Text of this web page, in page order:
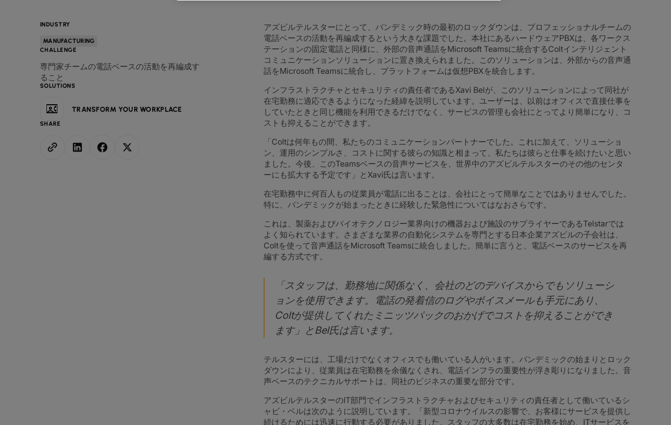
INDUSTRY
MANUFACTURING
CHALLENGE
専門家チームの電話ベースの活動を再編成す
ること
SOLUTIONS
TRANSFORM YOUR WORKPLACE
SHARE
アズビルテルスターにとって、パンデミック時の最初のロックダウンは、プロフェッショナルチームの
電話ベースの活動を再編成するという大きな課題でした。本社にあるハードウェアPBXは、各ワークス
テーションの固定電話と同様に、外部の音声通話をMicrosoft Teamsに統合するColtインテリジェント
コミュニケーションソリューションに置き換えられました。このソリューションは、外部からの音声通
話をMicrosoft Teamsに統合し、プラットフォームは仮想PBXを統合します。
インフラストラクチャとセキュリティの責任者であるXavi Belが、このソリューションによって同社が
在宅勤務に適応できるようになった経緯を説明しています。ユーザーは、以前はオフィスで直接仕事を
していたときと同じ機能を利用できるだけでなく、サービスの管理も会社にとってより簡単になり、コ
ストも抑えることができます。
「Coltは何年もの間、私たちのコミュニケーションパートナーでした。これに加えて、ソリューショ
ン、運用のシンプルさ、コストに関する彼らの知識と相まって、私たちは彼らと仕事を続けたいと思い
ました。今後、このTeamsベースの音声サービスを、世界中のアズビルテルスターのその他のセンタ
ーにも拡大する予定です」とXavi氏は言います。
在宅勤務中に何百人もの従業員が電話に出ることは、会社にとって簡単なことではありませんでした。
特に、パンデミックが始まったときに経験した緊急性についてはなおさらです。
これは、製薬およびバイオテクノロジー業界向けの機器および施設のサプライヤーであるTelstarでは
よく知られています。さまざまな業界の自動化システムを専門とする日本企業アズビルの子会社は、
Coltを使って音声通話をMicrosoft Teamsに統合しました。簡単に言うと、電話ベースのサービスを再
編する方式です。
「スタッフは、勤務地に関係なく、会社のどのデバイスからでもソリューシ
ョンを使用できます。電話の発着信のログやボイスメールも手元にあり、
Coltが提供してくれたミニッツパックのおかげでコストを抑えることができ
ます」とBel氏は言います。
テルスターには、工場だけでなくオフィスでも働いている人がいます。パンデミックの始まりとロック
ダウンにより、従業員は在宅勤務を余儀なくされ、電話インフラの重要性が浮き彫りになりました。音
声ベースのテクニカルサポートは、同社のビジネスの重要な部分です。
アズビルテルスターのIT部門でインフラストラクチャおよびセキュリティの責任者として働いているシ
ャビ・ベルは次のように説明しています。「新型コロナウイルスの影響で、お客様にサービスを提供し
続けるためには迅速に行動する必要がありました。スタッフの大多数は在宅勤務を始め、ITサービスを